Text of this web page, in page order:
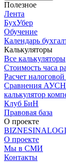
Полезное
Лента
БухУбер
Обучение
Календарь
Калькуляторы
Все калькуляторы
Стоимость часа
Расчет
Сравнения
калькулятор
Клуб БиН
Правовая база
О проекте
О проекте
Мы в СМИ
Контакты